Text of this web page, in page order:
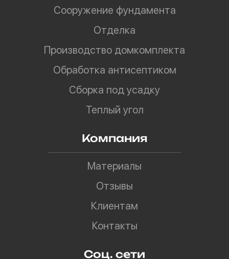
Сооружение фундамента
Отделка
Производство домкомплекта
Обработка антисептиком
Сборка под усадку
Теплый угол
Компания
Материалы
Отзывы
Клиентам
Контакты
Соц. сети